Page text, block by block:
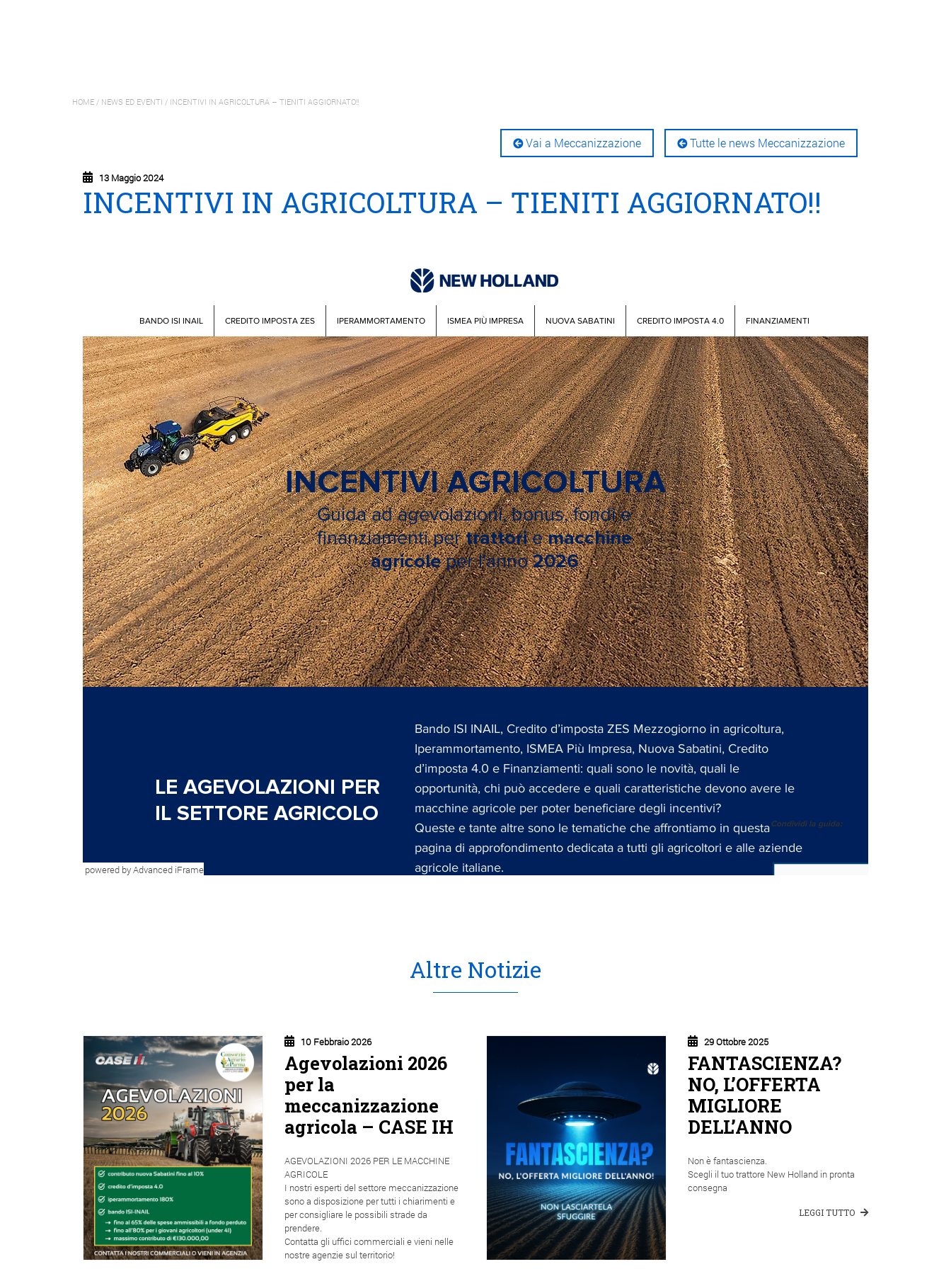
HOME / NEWS ED EVENTI / INCENTIVI IN AGRICOLTURA – TIENITI AGGIORNATO!!
Tutte le news Meccanizzazione
Vai a Meccanizzazione
13 Maggio 2024
INCENTIVI IN AGRICOLTURA – TIENITI AGGIORNATO!!
powered by Advanced iFrame
Altre Notizie
10 Febbraio 2026
Agevolazioni 2026
per la
meccanizzazione
agricola – CASE IH
AGEVOLAZIONI 2026 PER LE MACCHINE
AGRICOLE
I nostri esperti del settore meccanizzazione
sono a disposizione per tutti i chiarimenti e
per consigliare le possibili strade da
prendere.
Contatta gli uffici commerciali e vieni nelle
nostre agenzie sul territorio!
29 Ottobre 2025
FANTASCIENZA?
NO, L’OFFERTA
MIGLIORE
DELL’ANNO
Non è fantascienza.
Scegli il tuo trattore New Holland in pronta
consegna
LEGGI TUTTO